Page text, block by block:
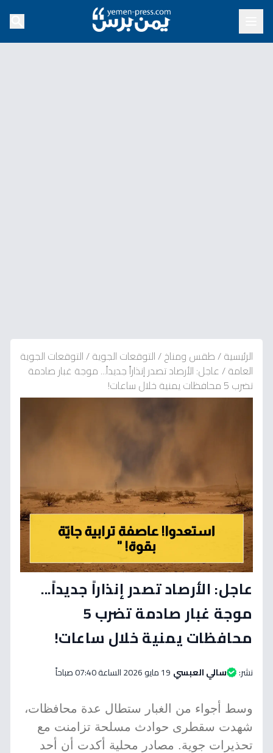
الرئيسية/طقس ومناخ/التوقعات الجوية/التوقعات الجوية
العامة/عاجل: الأرصاد تصدر إنذاراً جديداً... موجة غبار صادمة
تضرب 5 محافظات يمنية خلال ساعات!
عاجل: الأرصاد تصدر إنذاراً جديداً...
موجة غبار صادمة تضرب 5
محافظات يمنية خلال ساعات!
نشر: سالي العبسي 19 مايو 2026 الساعة 07:40 صباحاً
وسط أجواء من الغبار ستطال عدة محافظات،
شهدت سقطرى حوادث مسلحة تزامنت مع
تحذيرات جوية. مصادر محلية أكدت أن أحد